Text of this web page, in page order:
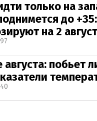
только на
до
на 2
побьет